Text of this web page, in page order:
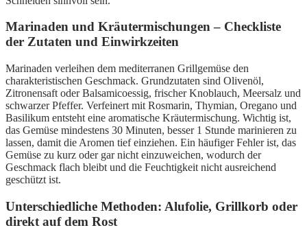
Marinaden und Kräutermischungen – Checkliste
der Zutaten und Einwirkzeiten
Marinaden verleihen dem mediterranen Grillgemüse den
charakteristischen Geschmack. Grundzutaten sind Olivenöl,
Zitronensaft oder Balsamicoessig, frischer Knoblauch, Meersalz und
schwarzer Pfeffer. Verfeinert mit Rosmarin, Thymian, Oregano und
Basilikum entsteht eine aromatische Kräutermischung. Wichtig ist,
das Gemüse mindestens 30 Minuten, besser 1 Stunde marinieren zu
lassen, damit die Aromen tief einziehen. Ein häufiger Fehler ist, das
Gemüse zu kurz oder gar nicht einzuweichen, wodurch der
Geschmack flach bleibt und die Feuchtigkeit nicht ausreichend
geschützt ist.
Unterschiedliche Methoden: Alufolie, Grillkorb oder
direkt auf dem Rost